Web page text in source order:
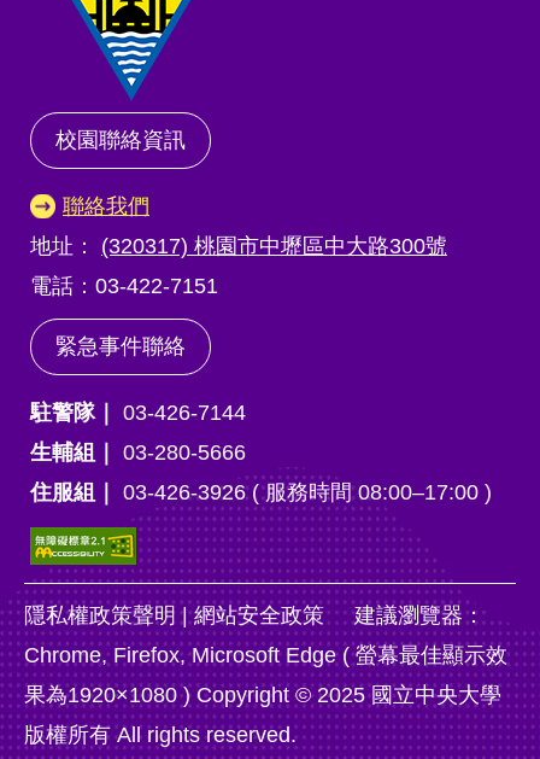
校園聯絡資訊
聯絡我們
地址： (320317) 桃園市中壢區中大路300號
電話：03-422-7151
緊急事件聯絡
駐警隊｜
03-426-7144
生輔組｜
03-280-5666
住服組｜
03-426-3926 ( 服務時間 08:00–17:00 )
隱私權政策聲明 |網站安全政策建議瀏覽器：
Chrome, Firefox, Microsoft Edge ( 螢幕最佳顯示效
果為1920×1080 ) Copyright © 2025 國立中央大學
版權所有 All rights reserved.